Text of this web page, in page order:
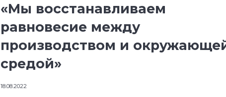
«Мы восстанавливаем
равновесие между
производством и
средой»
18.08.2022